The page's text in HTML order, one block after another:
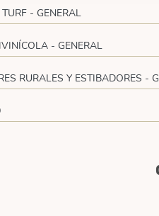
- GENERAL
- GENERAL
RURALES Y ESTIBADORES -